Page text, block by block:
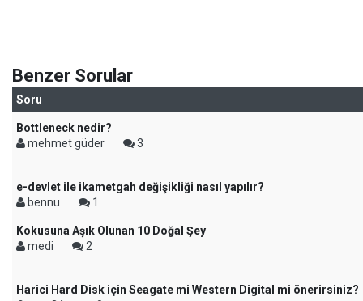
Benzer Sorular
Soru
Bottleneck nedir?
mehmet güder
3
e-devlet ile ikametgah değişikliği nasıl yapılır?
bennu
1
Kokusuna Aşık Olunan 10 Doğal Şey
medi
2
Harici Hard Disk için Seagate mi Western Digital mi önerirsiniz?